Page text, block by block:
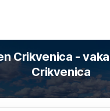
Crikvenica -
Crikvenica